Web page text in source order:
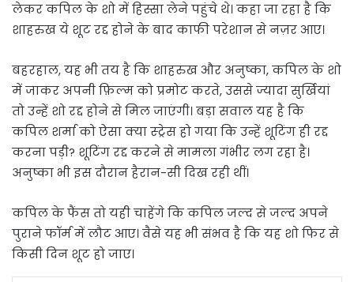
लेकर कपिल के शो में हिस्सा लेने पहुंचे थे। कहा जा रहा है कि
शाहरुख ये शूट रद्द होने के बाद काफी परेशान से नज़र आए।
बहरहाल, यह भी तय है कि शाहरुख और अनुष्का, कपिल के शो
में जाकर अपनी फ़िल्म को प्रमोट करते, उससे ज्यादा सुर्खियां
तो उन्हें शो रद्द होने से मिल जाएंगी। बड़ा सवाल यह है कि
कपिल शर्मा को ऐसा क्या स्ट्रेस हो गया कि उन्हें शूटिंग ही रद्द
करना पड़ी? शूटिंग रद्द करने से मामला गंभीर लग रहा है।
अनुष्का भी इस दौरान हैरान-सी दिख रही थीं।
कपिल के फैंस तो यही चाहेंगे कि कपिल जल्द से जल्द अपने
पुराने फॉर्म में लौट आए। वैसे यह भी संभव है कि यह शो फिर से
किसी दिन शूट हो जाए।